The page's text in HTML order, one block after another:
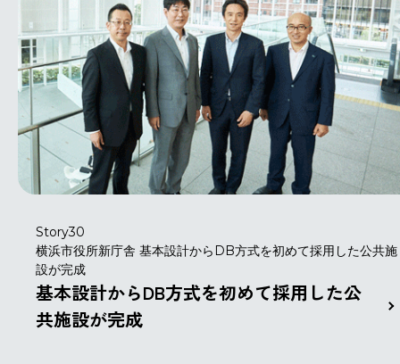
Story30
横浜市役所新庁舎 基本設計からDB方式を初めて採用した公共施
設が完成
基本設計からDB方式を初めて採用した公
共施設が完成